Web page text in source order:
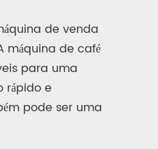
de venda
máquina de café
​​para uma
rápido e
pode ser uma